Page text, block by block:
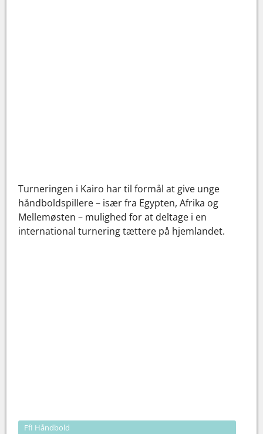
Turneringen i Kairo har til formål at give unge
håndboldspillere – især fra Egypten, Afrika og
Mellemøsten – mulighed for at deltage i en
international turnering tættere på hjemlandet.
FfI Håndbold